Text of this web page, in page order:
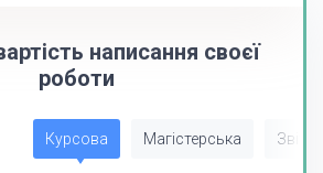
написання своєї
роботи
Курсова Магістерська Звіт